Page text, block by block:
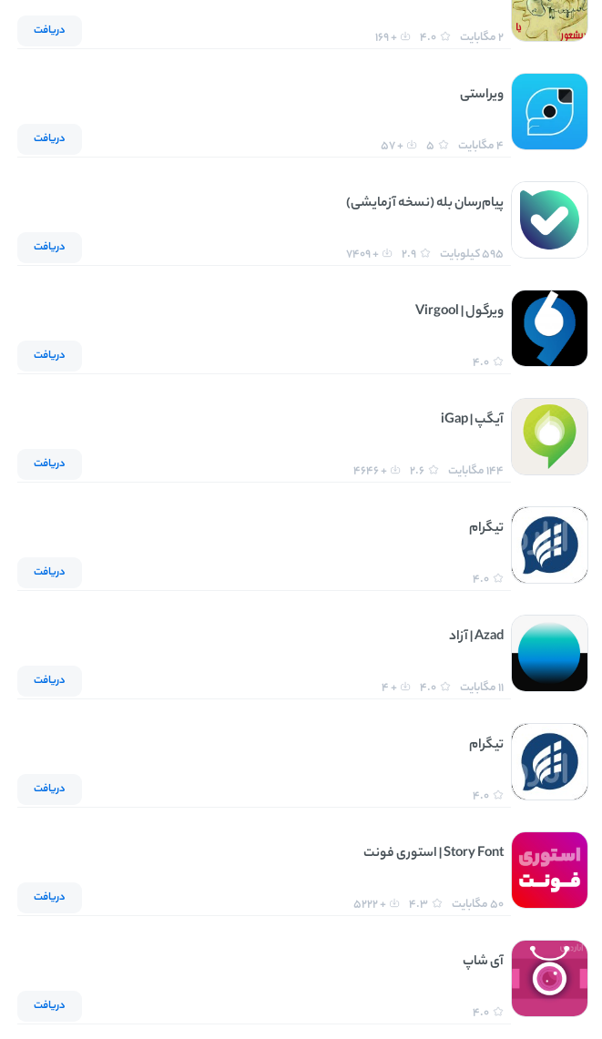
2 مگابایت 4.0
+ 169 دریافت
ویراستی
4 مگابایت 5
+ 57 دریافت
پیام‌رسان بله (نسخه آزمایشی)
595 کیلوبایت 2.9
+ 7409 دریافت
ویرگول | Virgool
4.0 دریافت
آیگپ | iGap
144 مگابایت 2.6
+ 4646 دریافت
تیگرام
4.0 دریافت
Azad | آزاد
11 مگابایت 4.0
+ 4 دریافت
تیگرام
4.0 دریافت
Story Font | استوری فونت
50 مگابایت 4.3
+ 5222 دریافت
آی شاپ
4.0 دریافت